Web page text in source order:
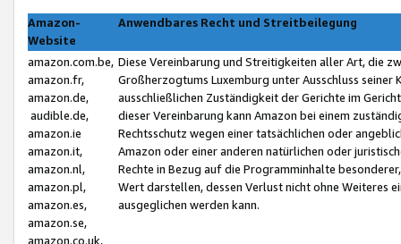
Amazon-
Website
Anwendbares Recht und Streitbeilegung
amazon.com.be,
amazon.fr,
amazon.de,
audible.de,
amazon.ie
amazon.it,
amazon.nl,
amazon.pl,
amazon.es,
amazon.se,
amazon.co.uk,
Diese Vereinbarung und Streitigkeiten aller Art, die
Großherzogtums Luxemburg unter Ausschluss
ausschließlichen Zuständigkeit der Gerichte im
dieser Vereinbarung kann Amazon bei einem
Rechtsschutz wegen einer tatsächlichen oder
Amazon oder einer anderen natürlichen oder
Rechte in Bezug auf die Programminhalte
Wert darstellen, dessen Verlust nicht ohne Weiteres
ausgeglichen werden kann.